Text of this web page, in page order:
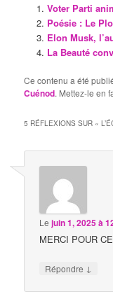
Voter Parti
Poésie : Le
Elon Musk,
La Beauté
Ce contenu a été
Cuénod. Mettez-le en
5 RÉFLEXIONS SUR «
Lejuin 1, 2025 à
MERCI POUR
Répondre ↓